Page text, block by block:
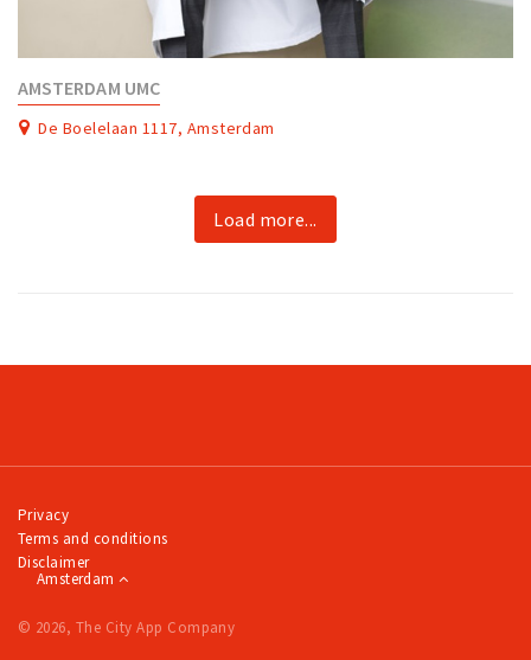
AMSTERDAM UMC
De Boelelaan 1117, Amsterdam
Load more...
Privacy
Terms and conditions
Disclaimer
Amsterdam
© 2026, The City App Company